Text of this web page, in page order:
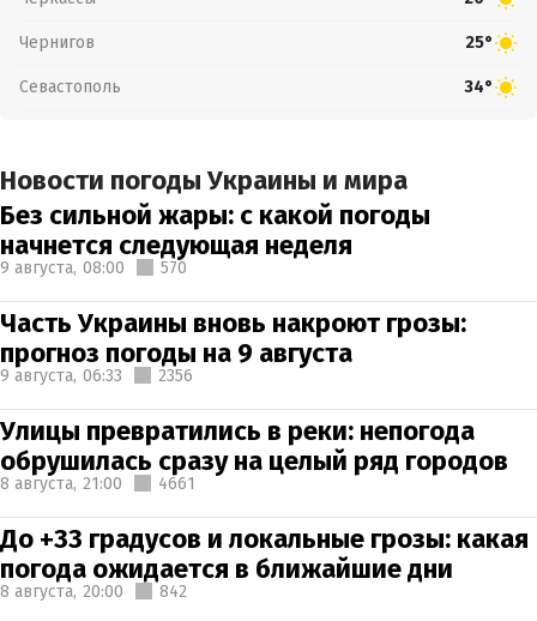
Чернигов 25°
Севастополь 34°
Новости погоды Украины и мира
Без сильной жары: с какой погоды
начнется следующая неделя
9 августа, 08:00 570
Часть Украины вновь накроют грозы:
прогноз погоды на 9 августа
9 августа, 06:33 2356
Улицы превратились в реки: непогода
обрушилась сразу на целый ряд городов
8 августа, 21:00 4661
До +33 градусов и локальные грозы: какая
погода ожидается в ближайшие дни
8 августа, 20:00 842